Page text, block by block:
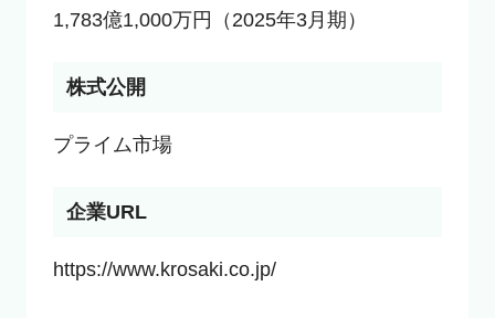
1,783億1,000万円（2025年3月期）
株式公開
プライム市場
企業URL
https://www.krosaki.co.jp/